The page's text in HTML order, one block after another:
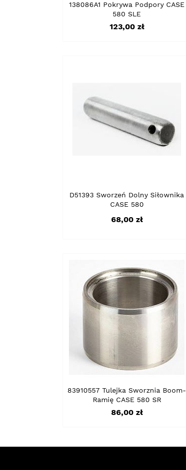
138086A1 Pokrywa Podpory CASE
580 SLE
Cena
123,00 zł
D51393 Sworzeń Dolny Siłownika
CASE 580
Cena
68,00 zł
83910557 Tulejka Sworznia Boom-
Ramię CASE 580 SR
Cena
86,00 zł